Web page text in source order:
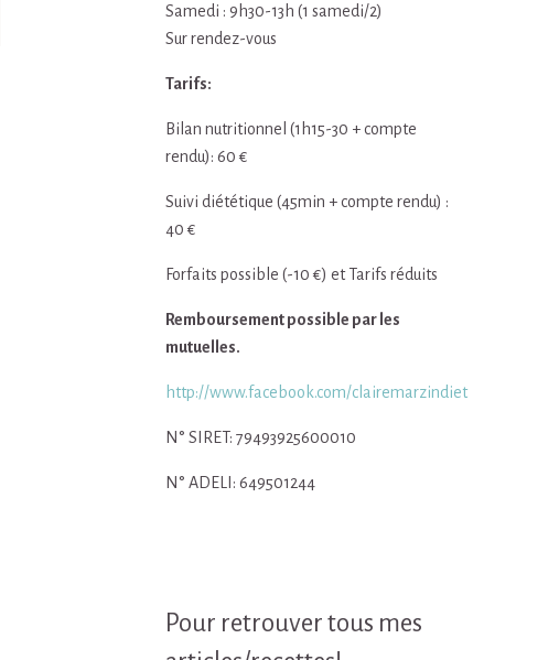
Samedi : 9h30-13h (1 samedi/2)
Sur rendez-vous
Tarifs:
Bilan nutritionnel (1h15-30 + compte
rendu): 60 €
Suivi diététique (45min + compte rendu) :
40 €
Forfaits possible (-10 €) et Tarifs réduits
Remboursement possible par les
mutuelles.
http://www.facebook.com/clairemarzindiet
N° SIRET: 79493925600010
N° ADELI: 649501244
Pour retrouver tous mes